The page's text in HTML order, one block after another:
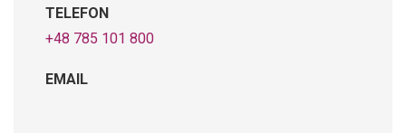
TELEFON
+48 785 101 800
EMAIL